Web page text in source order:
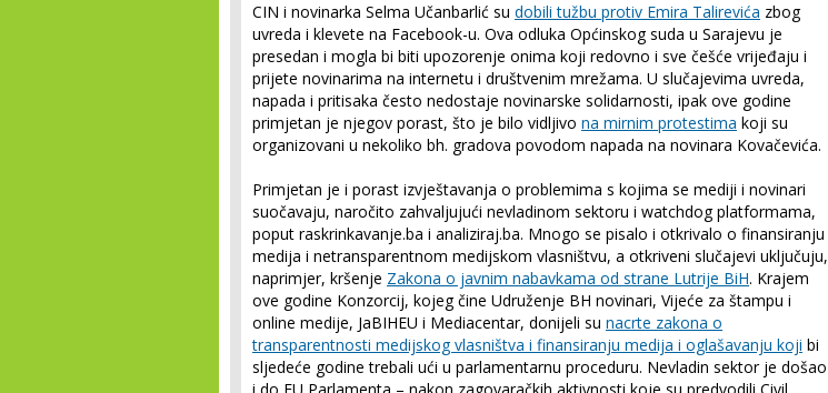
CIN i novinarka Selma Učanbarlić su dobili tužbu protiv Emira Talirevića zbog
uvreda i klevete na Facebook-u. Ova odluka Općinskog suda u Sarajevu je
presedan i mogla bi biti upozorenje onima koji redovno i sve češće vrijeđaju i
prijete novinarima na internetu i društvenim mrežama. U slučajevima uvreda,
napada i pritisaka često nedostaje novinarske solidarnosti, ipak ove godine
primjetan je njegov porast, što je bilo vidljivo na mirnim protestima koji su
organizovani u nekoliko bh. gradova povodom napada na novinara Kovačevića.
Primjetan je i porast izvještavanja o problemima s kojima se mediji i novinari
suočavaju, naročito zahvaljujući nevladinom sektoru i watchdog platformama,
poput raskrinkavanje.ba i analiziraj.ba. Mnogo se pisalo i otkrivalo o finansiranju
medija i netransparentnom medijskom vlasništvu, a otkriveni slučajevi uključuju,
naprimjer, kršenje Zakona o javnim nabavkama od strane Lutrije BiH. Krajem
ove godine Konzorcij, kojeg čine Udruženje BH novinari, Vijeće za štampu i
online medije, JaBIHEU i Mediacentar, donijeli su nacrte zakona o
transparentnosti medijskog vlasništva i finansiranju medija i oglašavanju koji bi
sljedeće godine trebali ući u parlamentarnu proceduru. Nevladin sektor je došao